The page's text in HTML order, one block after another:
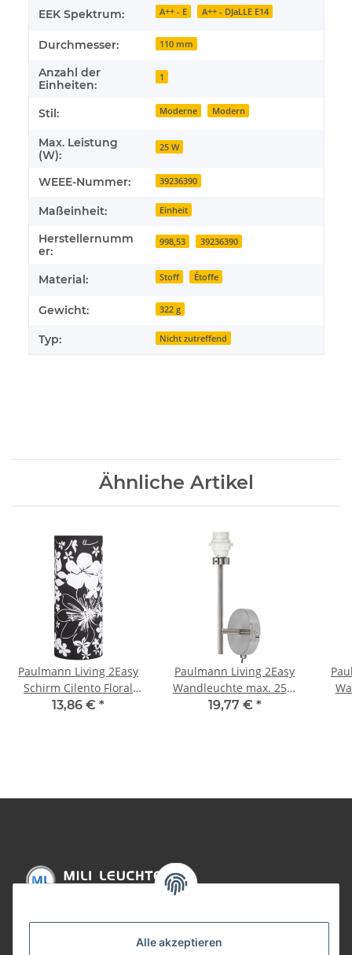
Alle akzeptieren
EEK Spektrum: A++ - E A++ - DJaLLE E14
Durchmesser: 110 mm
Anzahl der
Einheiten:
1
Stil: Moderne Modern
Max. Leistung
(W):
25 W
WEEE-Nummer: 39236390
Maßeinheit: Einheit
Herstellernumm
er:
998,53 39236390
Material: Stoff Étoffe
Gewicht: 322 g
Typ: Nicht zutreffend
Ähnliche Artikel
Paulmann Living 2Easy
Schirm Cilento Floral
Schwarz Stoff
13,86 € *
Paulmann Living 2Easy
Wandleuchte max. 25W
E27 Eisen gebürstet
19,77 € *